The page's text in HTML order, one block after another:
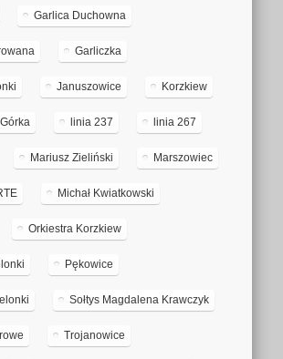
Garlica Duchowna
Garliczka
Januszowice Korzkiew
linia 237 linia 267
Mariusz Zieliński Marszowiec
Michał Kwiatkowski
Orkiestra Korzkiew
Pękowice
Sołtys Magdalena Krawczyk
Trojanowice